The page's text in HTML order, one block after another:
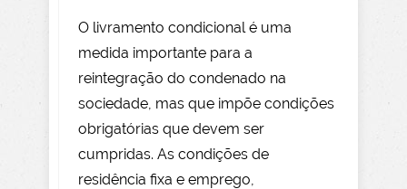
O livramento condicional é uma
medida importante para a
reintegração do condenado na
sociedade, mas que impõe condições
obrigatórias que devem ser
cumpridas. As condições de
residência fixa e emprego,